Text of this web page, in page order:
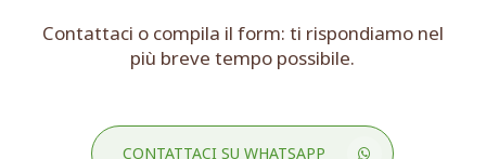
Contattaci o compila il form: ti rispondiamo nel
più breve tempo possibile.
CONTATTACI SU WHATSAPP